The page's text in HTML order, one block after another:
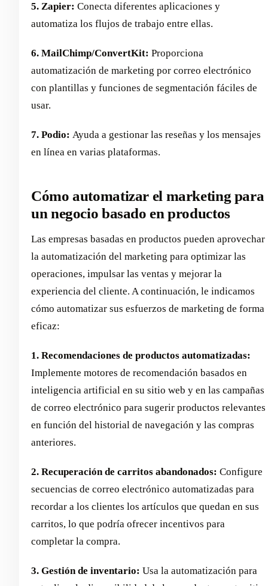
5. Zapier: Conecta diferentes aplicaciones y
automatiza los flujos de trabajo entre ellas.
6. MailChimp/ConvertKit: Proporciona
automatización de marketing por correo electrónico
con plantillas y funciones de segmentación fáciles de
usar.
7. Podio: Ayuda a gestionar las reseñas y los mensajes
en línea en varias plataformas.
Cómo automatizar el marketing para
un negocio basado en productos
Las empresas basadas en productos pueden aprovechar
la automatización del marketing para optimizar las
operaciones, impulsar las ventas y mejorar la
experiencia del cliente. A continuación, le indicamos
cómo automatizar sus esfuerzos de marketing de forma
eficaz:
1. Recomendaciones de productos automatizadas:
Implemente motores de recomendación basados en
inteligencia artificial en su sitio web y en las campañas
de correo electrónico para sugerir productos relevantes
en función del historial de navegación y las compras
anteriores.
2. Recuperación de carritos abandonados: Configure
secuencias de correo electrónico automatizadas para
recordar a los clientes los artículos que quedan en sus
carritos, lo que podría ofrecer incentivos para
completar la compra.
3. Gestión de inventario: Usa la automatización para